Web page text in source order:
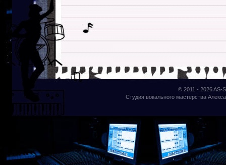
© 2011 - 2026AS-
Студия вокального мастерства